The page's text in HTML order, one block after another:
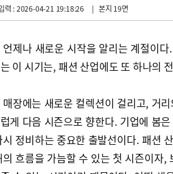
력 : 2026-04-21 19:18:26 | 본지 19면
언제나 새로운 시작을 알리는 계절이
이 시기는, 패션 산업에도 또 하나의
매장에는 새로운 컬렉션이 걸리고, 거
게 다음 시즌으로 향한다. 기업에 봄
시 정비하는 중요한 출발선이다. 패션
의 흐름을 가늠할 수 있는 첫 시즌이자